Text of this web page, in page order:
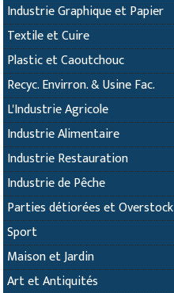
Industrie Graphique et Papier
Textile et Cuire
Plastic et Caoutchouc
Recyc. Envirron. & Usine Fac.
L'Industrie Agricole
Industrie Alimentaire
Industrie Restauration
Industrie de Pêche
Parties détiorées et Overstock
Sport
Maison et Jardin
Art et Antiquités